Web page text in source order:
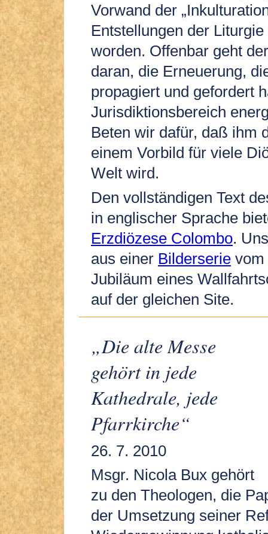
Vorwand der
Entstellungen der
worden. Offenbar geht
daran, die Erneuerung,
propagiert und gefordert
Jurisdiktionsbereich
Beten wir dafür, daß ihm
einem Vorbild für viele
Welt wird.
Den vollständigen Text
in englischer Sprache
Erzdiözese Colombo.
aus einer Bilderserie vom
Jubiläum eines
auf der gleichen Site.
„Die alte Messe
gehört in jede
Kathedrale, jede
Pfarrkirche“
26. 7. 2010
Msgr. Nicola Bux gehört
zu den Theologen, die
der Umsetzung seiner